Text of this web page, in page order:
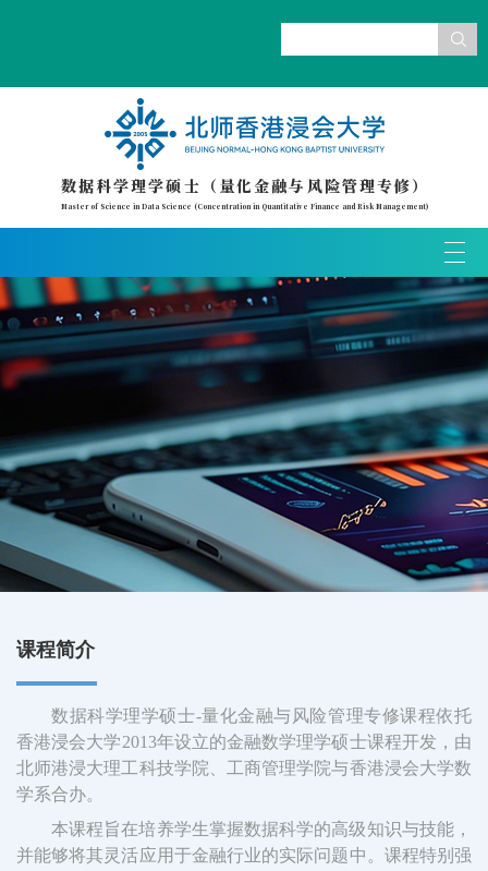
数据科学理学硕士（量化金融与风险管理专修）
Master of Science in Data Science (Concentration in Quantitative Finance and Risk Management)
T
o
g
g
e
n
a
v
g
a
t
i
课程简介
数据科学理学硕士-量化金融与风险管理专修课程依托
香港浸会大学2013年设立的金融数学理学硕士课程开发，由
北师港浸大理工科技学院、工商管理学院与香港浸会大学数
学系合办。
本课程旨在培养学生掌握数据科学的高级知识与技能，
并能够将其灵活应用于金融行业的实际问题中。课程特别强